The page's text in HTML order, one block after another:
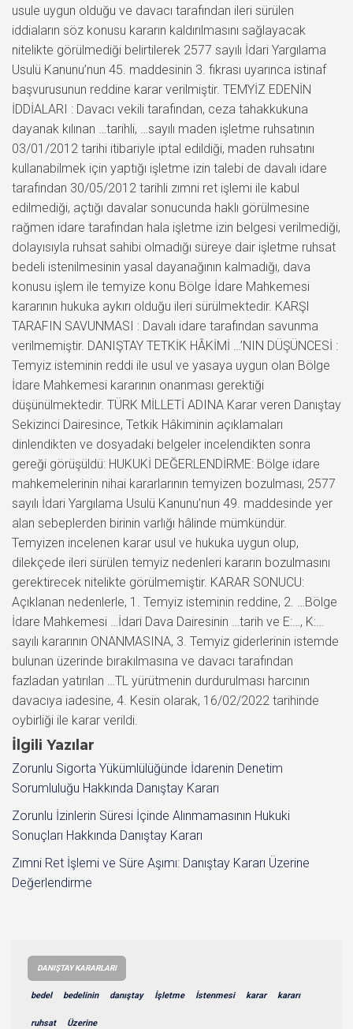
usule uygun olduğu ve davacı tarafından ileri sürülen
iddiaların söz konusu kararın kaldırılmasını sağlayacak
nitelikte görülmediği belirtilerek 2577 sayılı İdari Yargılama
Usulü Kanunu’nun 45. maddesinin 3. fıkrası uyarınca istinaf
başvurusunun reddine karar verilmiştir. TEMYİZ EDENİN
İDDİALARI : Davacı vekili tarafından, ceza tahakkukuna
dayanak kılınan …tarihli, …sayılı maden işletme ruhsatının
03/01/2012 tarihi itibariyle iptal edildiği, maden ruhsatını
kullanabilmek için yaptığı işletme izin talebi de davalı idare
tarafından 30/05/2012 tarihli zımni ret işlemi ile kabul
edilmediği, açtığı davalar sonucunda haklı görülmesine
rağmen idare tarafından hala işletme izin belgesi verilmediği,
dolayısıyla ruhsat sahibi olmadığı süreye dair işletme ruhsat
bedeli istenilmesinin yasal dayanağının kalmadığı, dava
konusu işlem ile temyize konu Bölge İdare Mahkemesi
kararının hukuka aykırı olduğu ileri sürülmektedir. KARŞI
TARAFIN SAVUNMASI : Davalı idare tarafından savunma
verilmemiştir. DANIŞTAY TETKİK HÂKİMİ …’NIN DÜŞÜNCESİ :
Temyiz isteminin reddi ile usul ve yasaya uygun olan Bölge
İdare Mahkemesi kararının onanması gerektiği
düşünülmektedir. TÜRK MİLLETİ ADINA Karar veren Danıştay
Sekizinci Dairesince, Tetkik Hâkiminin açıklamaları
dinlendikten ve dosyadaki belgeler incelendikten sonra
gereği görüşüldü: HUKUKİ DEĞERLENDİRME: Bölge idare
mahkemelerinin nihai kararlarının temyizen bozulması, 2577
sayılı İdari Yargılama Usulü Kanunu’nun 49. maddesinde yer
alan sebeplerden birinin varlığı hâlinde mümkündür.
Temyizen incelenen karar usul ve hukuka uygun olup,
dilekçede ileri sürülen temyiz nedenleri kararın bozulmasını
gerektirecek nitelikte görülmemiştir. KARAR SONUCU:
Açıklanan nedenlerle, 1. Temyiz isteminin reddine, 2. …Bölge
İdare Mahkemesi …İdari Dava Dairesinin …tarih ve E:…, K:…
sayılı kararının ONANMASINA, 3. Temyiz giderlerinin istemde
bulunan üzerinde bırakılmasına ve davacı tarafından
fazladan yatırılan …TL yürütmenin durdurulması harcının
davacıya iadesine, 4. Kesin olarak, 16/02/2022 tarihinde
oybirliği ile karar verildi.
İlgili Yazılar
Zorunlu Sigorta Yükümlülüğünde İdarenin Denetim
Sorumluluğu Hakkında Danıştay Kararı
Zorunlu İzinlerin Süresi İçinde Alınmamasının Hukuki
Sonuçları Hakkında Danıştay Kararı
Zımni Ret İşlemi ve Süre Aşımı: Danıştay Kararı Üzerine
Değerlendirme
DANIŞTAY KARARLARI
bedel bedelinin danıştay İşletme İstenmesi karar kararı
ruhsat Üzerine